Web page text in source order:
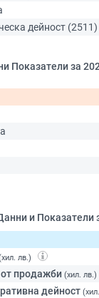
дейност (2511)
Показатели за
и
лв.)
продажби (хил. лв.)
дейност